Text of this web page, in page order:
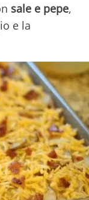
sale e pepe,
e la